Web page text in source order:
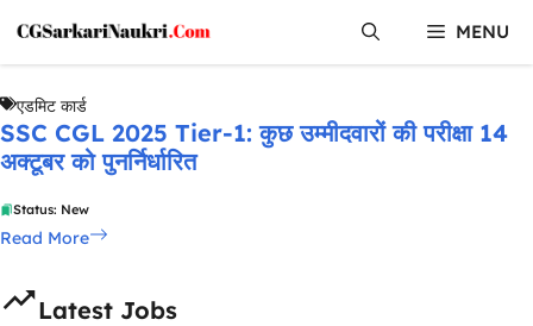
content
MENU
एडमिट कार्ड
SSC CGL 2025 Tier-1: कुछ उम्मीदवारों की परीक्षा 14
अक्टूबर को पुनर्निर्धारित
Status: New
Read More
Latest Jobs